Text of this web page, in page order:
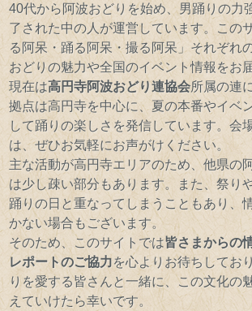
40代から阿波おどりを始め、男踊りの力
了された中の人が運営しています。この
る阿呆・踊る阿呆・撮る阿呆」それぞれ
おどりの魅力や全国のイベント情報をお
現在は高円寺阿波おどり連協会所属の連
拠点は高円寺を中心に、夏の本番やイベ
して踊りの楽しさを発信しています。会
は、ぜひお気軽にお声がけください。
主な活動が高円寺エリアのため、他県の
は少し疎い部分もあります。また、祭り
踊りの日と重なってしまうこともあり、
かない場合もございます。
そのため、このサイトでは皆さまからの
レポートのご協力を心よりお待ちしてお
りを愛する皆さんと一緒に、この文化の
えていけたら幸いです。